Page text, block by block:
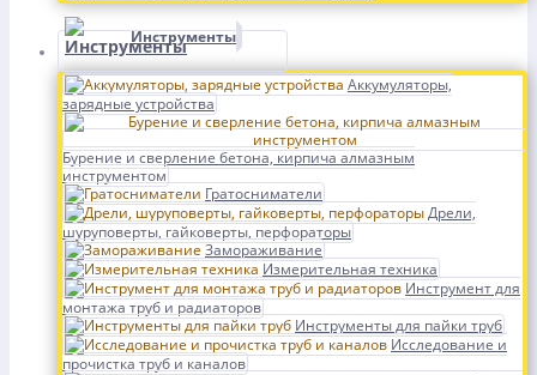
Инструменты
Аккумуляторы,
зарядные устройства
Бурение и сверление бетона, кирпича алмазным
инструментом
Гратосниматели
Дрели,
шуруповерты, гайковерты, перфораторы
Замораживание
Измерительная техника
Инструмент для
монтажа труб и радиаторов
Инструменты для пайки труб
Исследование и
прочистка труб и каналов